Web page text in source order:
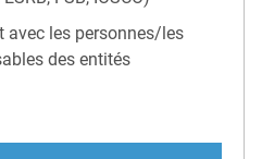
avec les personnes/les
des entités